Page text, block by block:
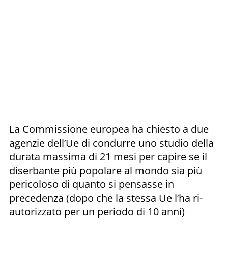
La Commissione europea ha chiesto a due
agenzie dell’Ue di condurre uno studio della
durata massima di 21 mesi per capire se il
diserbante più popolare al mondo sia più
pericoloso di quanto si pensasse in
precedenza (dopo che la stessa Ue l’ha ri-
autorizzato per un periodo di 10 anni)